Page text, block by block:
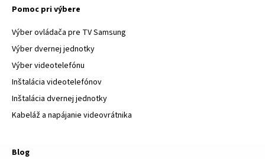
Pomoc pri výbere
Výber ovládača pre TV Samsung
Výber dvernej jednotky
Výber videotelefónu
Inštalácia videotelefónov
Inštalácia dvernej jednotky
Kabeláž a napájanie videovrátnika
Blog